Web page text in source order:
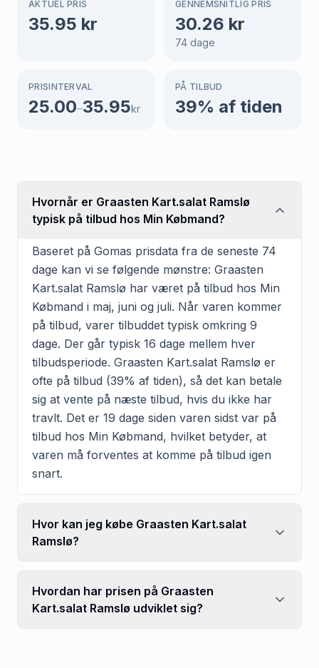
AKTUEL PRIS
35.95 kr
GENNEMSNITLIG PRIS
30.26 kr
74 dage
PRISINTERVAL
25.00–35.95kr
PÅ TILBUD
39% af tiden
Hvornår er Graasten Kart.salat Ramslø
typisk på tilbud hos Min Købmand?
Baseret på Gomas prisdata fra de seneste 74
dage kan vi se følgende mønstre: Graasten
Kart.salat Ramslø har været på tilbud hos Min
Købmand i maj, juni og juli. Når varen kommer
på tilbud, varer tilbuddet typisk omkring 9
dage. Der går typisk 16 dage mellem hver
tilbudsperiode. Graasten Kart.salat Ramslø er
ofte på tilbud (39% af tiden), så det kan betale
sig at vente på næste tilbud, hvis du ikke har
travlt. Det er 19 dage siden varen sidst var på
tilbud hos Min Købmand, hvilket betyder, at
varen må forventes at komme på tilbud igen
snart.
Hvor kan jeg købe Graasten Kart.salat
Ramslø?
Hvordan har prisen på Graasten
Kart.salat Ramslø udviklet sig?